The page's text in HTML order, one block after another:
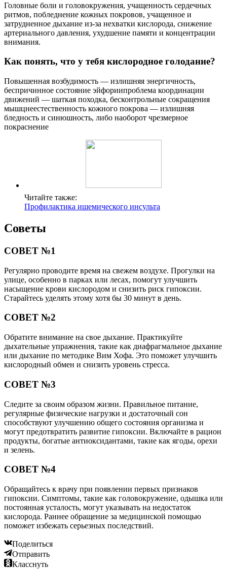
Головные боли и головокружения, учащенность сердечных
ритмов, побледнение кожных покровов, учащенное и
затрудненное дыхание из-за нехватки кислорода, снижение
артериального давления, ухудшение памяти и концентрации
внимания.
Как понять, что у тебя кислородное голодание?
Повышенная возбудимость — излишняя энергичность,
беспричинное состояние эйфориипроблема координации
движений — шаткая походка, бесконтрольные сокращения
мышцнеестественность кожного покрова — излишняя
бледность и синюшность, либо наоборот чрезмерное
покраснение
Читайте также:
Профилактика ишемического инсульта
Советы
СОВЕТ №1
Регулярно проводите время на свежем воздухе. Прогулки на
улице, особенно в парках или лесах, помогут улучшить
насыщение крови кислородом и снизить риск гипоксии.
Старайтесь уделять этому хотя бы 30 минут в день.
СОВЕТ №2
Обратите внимание на свое дыхание. Практикуйте
дыхательные упражнения, такие как диафрагмальное дыхание
или дыхание по методике Вим Хофа. Это поможет улучшить
кислородный обмен и снизить уровень стресса.
СОВЕТ №3
Следите за своим образом жизни. Правильное питание,
регулярные физические нагрузки и достаточный сон
способствуют улучшению общего состояния организма и
могут предотвратить развитие гипоксии. Включайте в рацион
продукты, богатые антиоксидантами, такие как ягоды, орехи
и зелень.
СОВЕТ №4
Обращайтесь к врачу при появлении первых признаков
гипоксии. Симптомы, такие как головокружение, одышка или
постоянная усталость, могут указывать на недостаток
кислорода. Раннее обращение за медицинской помощью
поможет избежать серьезных последствий.
Поделиться
Отправить
Класснуть